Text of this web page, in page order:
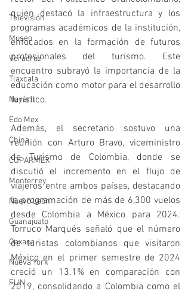
Televisión
Museo
Veracruz
Tlaxcala
Nayarit
Edo Mex
China
COPARMEX
Monterrey
Nuevo León
Guanajuato
Oaxaca
Nueva York
FLIN
quien destacó la infraestructura y los
programas académicos de la institución,
enfocados en la formación de futuros
profesionales del turismo. Este
encuentro subrayó la importancia de la
educación como motor para el desarrollo
turístico.
Además, el secretario sostuvo una
reunión con Arturo Bravo, viceministro
de Turismo de Colombia, donde se
discutió el incremento en el flujo de
viajeros entre ambos países, destacando
la programación de más de 6,300 vuelos
desde Colombia a México para 2024.
Torruco Marqués señaló que el número
de turistas colombianos que visitaron
México en el primer semestre de 2024
creció un 13.1% en comparación con
2019, consolidando a Colombia como el